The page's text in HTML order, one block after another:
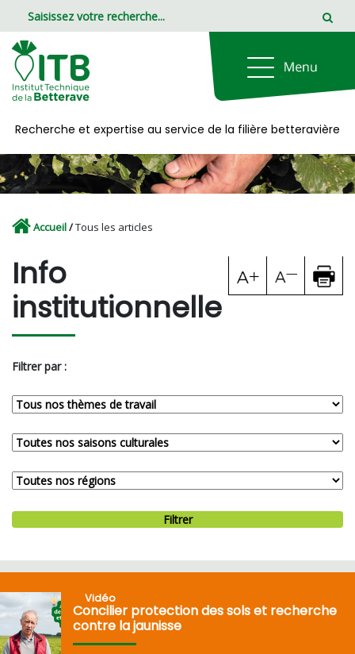
Recherche et expertise au service de la filière betteravière
Accueil/Tous les articles
Info
institutionnelle
Filtrer par :
Filtrer
Vidéo
Concilier protection des sols et recherche
contre la jaunisse
Panneau de gestion des cookies